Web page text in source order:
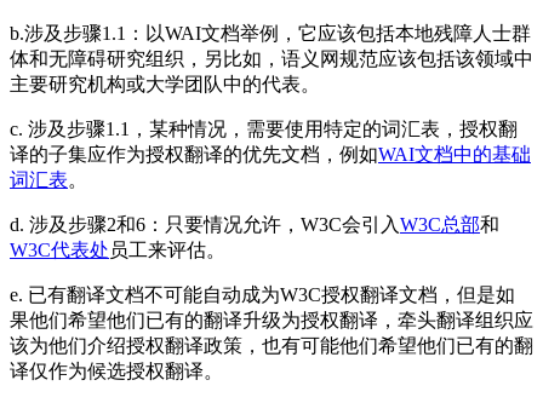
b.涉及步骤1.1：以WAI文档举例，它应该包括本地残障人士群
体和无障碍研究组织，另比如，语义网规范应该包括该领域中
主要研究机构或大学团队中的代表。
c. 涉及步骤1.1，某种情况，需要使用特定的词汇表，授权翻
译的子集应作为授权翻译的优先文档，例如WAI文档中的基础
词汇表。
d. 涉及步骤2和6：只要情况允许，W3C会引入W3C总部和
W3C代表处 员工来评估。
e. 已有翻译文档不可能自动成为W3C授权翻译文档，但是如
果他们希望他们已有的翻译升级为授权翻译，牵头翻译组织应
该为他们介绍授权翻译政策，也有可能他们希望他们已有的翻
译仅作为候选授权翻译。